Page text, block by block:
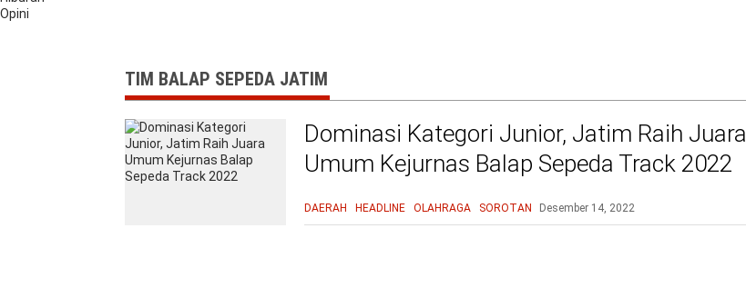
Opini
TIM BALAP SEPEDA JATIM
Dominasi Kategori Junior, Jatim Raih Juara
Umum Kejurnas Balap Sepeda Track 2022
DAERAH HEADLINE OLAHRAGA SOROTAN Desember 14, 2022